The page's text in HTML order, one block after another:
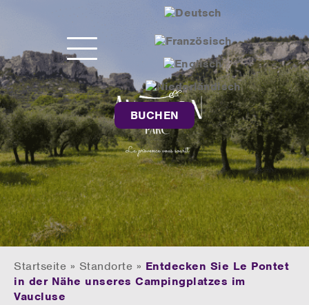
BUCHEN
Startseite » Standorte » Entdecken Sie Le Pontet
in der Nähe unseres Campingplatzes im
Vaucluse